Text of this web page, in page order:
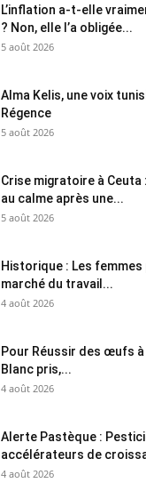
L’inflation a-t-elle
? Non, elle l’a obligée...
5 août 2026
Alma Kelis, une voix
Régence
5 août 2026
Crise migratoire à
au calme après une...
5 août 2026
Historique : Les
marché du travail...
4 août 2026
Pour Réussir des œufs
Blanc pris,...
4 août 2026
Alerte Pastèque :
accélérateurs de
4 août 2026